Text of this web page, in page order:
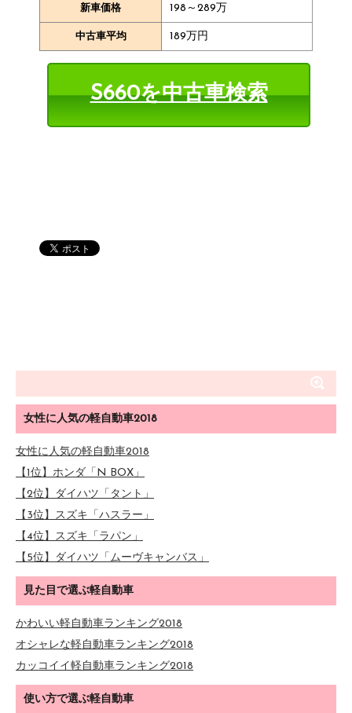
新車価格 198～289万
中古車平均 189万円
S660を中古車検索
女性に人気の軽自動車2018
女性に人気の軽自動車2018
【1位】ホンダ「N BOX」
【2位】ダイハツ「タント」
【3位】スズキ「ハスラー」
【4位】スズキ「ラパン」
【5位】ダイハツ「ムーヴキャンバス」
見た目で選ぶ軽自動車
かわいい軽自動車ランキング2018
オシャレな軽自動車ランキング2018
カッコイイ軽自動車ランキング2018
使い方で選ぶ軽自動車